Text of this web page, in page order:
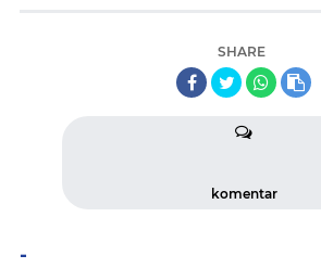
SHARE
komentar
-